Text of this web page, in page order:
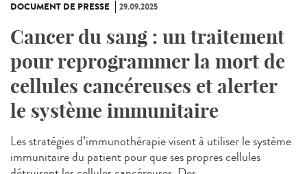
DOCUMENT DE PRESSE 29.09.2025
Cancer du sang : un traitement
pour reprogrammer la mort de
cellules cancéreuses et alerter
le système immunitaire
Les stratégies d’immunothérapie visent à utiliser le système
immunitaire du patient pour que ses propres cellules